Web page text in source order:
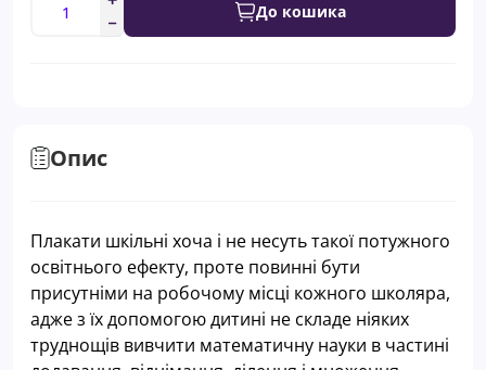
До кошика
Опис
Плакати шкільні хоча і не несуть такої потужного
освітнього ефекту, проте повинні бути
присутніми на робочому місці кожного школяра,
адже з їх допомогою дитині не складе ніяких
труднощів вивчити математичну науки в частині